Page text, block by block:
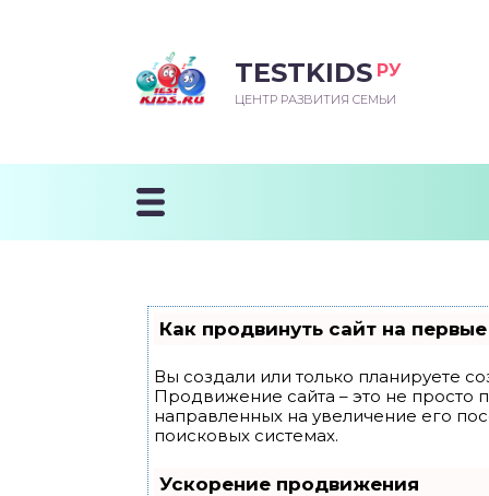
TESTKIDS РУ
ЦЕНТР РАЗВИТИЯ СЕМЬИ
Как продвинуть сайт на
Вы создали или только планируете
Продвижение сайта – это не просто
направленных на увеличение его
поисковых системах.
Ускорение продвижения
МЕСЯЦ
ПЕРВОГО
УЧИТСЯ
ПОСЛЕ ГОДА
К ШКОЛЕ
ДОШКОЛЬНИКА
ШКОЛА
ШКОЛЬНИКА
ШКОЛЬНИКА